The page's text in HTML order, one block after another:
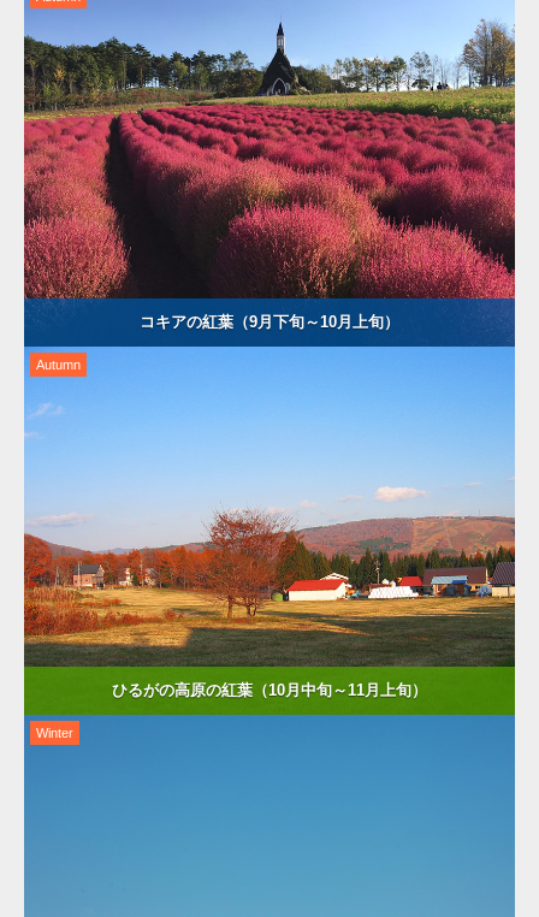
コキアの紅葉（9月下旬～10月上旬）
Autumn
ひるがの高原の紅葉（10月中旬～11月上旬）
Winter